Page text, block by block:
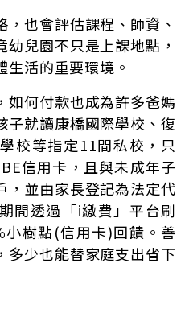
也會評估課程、師資、
兒園不只是上課地點，
活的重要環境。
如何付款也成為許多爸媽
子就讀康橋國際學校、復
校等指定11間私校，只
信用卡，且與未成年子
，並由家長登記為法定代
間透過「i繳費」平台刷
樹點(信用卡)回饋。善
多少也能替家庭支出省下